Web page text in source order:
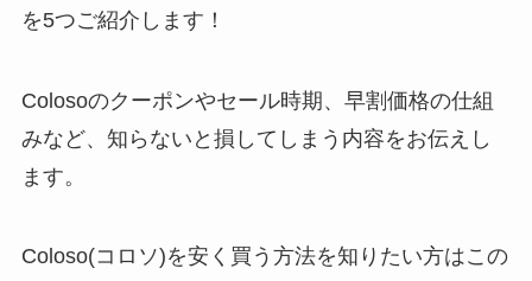
を5つご紹介します！
Colosoのクーポンやセール時期、早割価格の仕組
みなど、知らないと損してしまう内容をお伝えし
ます。
Coloso(コロソ)を安く買う方法を知りたい方はこの